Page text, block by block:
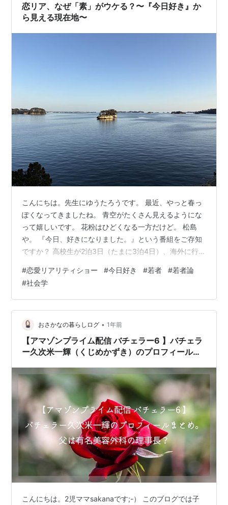
恋リア、なぜ「素」がウケる？〜『今日好き』か
ら見える現在地〜
こんにちは。先生にゆうたろうです。 最近、やっと春っ
ぽくなってきましたね。 青空がたくさん見えるようにな
って嬉しいです。 花粉はひどくなる一方だけど。 松島
や。 『今日、好きになりました。』という番組をご存知
ですか？ 高校生が2泊3日（たまに3泊4日）、海外に行っ
がらもなにゃかんやでめちゃくちゃ再生回数が回ってい
て、僕もひょんなことからここ半年ぐらい追っかけてい
ます。最近アニメより観てるかもしれない。アニメ筋の
劣化が情けない。 昨年の夏休み編から、つい最近終わっ
た卒業編まで観てきました。 何シリーズか経験すると傾
向もなんとなく見えてくるの…
#恋愛リアリティショー #今日好き #若者 #若者論
#社会学
おさかなの暮らしログ • 1年前
【アマゾンプライム配信 バチェラー6 】バチェラ
ー久次米一輝（くじめかずき）のプロフィールま
こんにちは。2児ママsakanaです;-） このブログでは子